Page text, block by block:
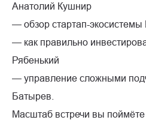
Анатолий Кушнир
— обзор стартап-экосистемы
— как правильно
Рябенький
— управление сложными
Батырев.
Масштаб встречи вы поймёте